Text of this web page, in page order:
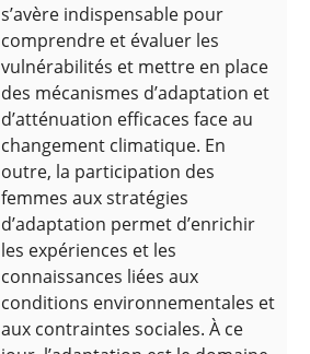
s’avère indispensable pour
comprendre et évaluer les
vulnérabilités et mettre en place
des mécanismes d’adaptation et
d’atténuation efficaces face au
changement climatique. En
outre, la participation des
femmes aux stratégies
d’adaptation permet d’enrichir
les expériences et les
connaissances liées aux
conditions environnementales et
aux contraintes sociales. À ce